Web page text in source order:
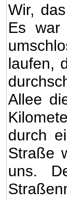
Wir,
Es war
laufen,
Allee
durch
Straße
uns.